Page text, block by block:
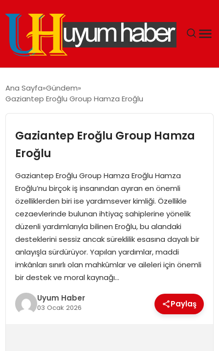
EKONOMI
SIYASET
DÜNYA
SPOR
TEKNOLOJI
SAĞLIK
MAGAZIN
YAŞAM
Ana Sayfa Gündem
Gaziantep Eroğlu Group Hamza Eroğlu
Gaziantep Eroğlu Group Hamza
Eroğlu
Gaziantep Eroğlu Group Hamza Eroğlu Hamza
Eroğlu’nu birçok iş insanından ayıran en önemli
özelliklerden biri ise yardımsever kimliği. Özellikle
cezaevlerinde bulunan ihtiyaç sahiplerine yönelik
düzenli yardımlarıyla bilinen Eroğlu, bu alandaki
desteklerini sessiz ancak süreklilik esasına dayalı bir
anlayışla sürdürüyor. Yapılan yardımlar, maddi
imkânları sınırlı olan mahkûmlar ve aileleri için önemli
bir destek ve moral kaynağı…
Uyum Haber
03 Ocak 2026 Paylaş